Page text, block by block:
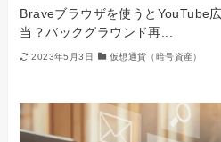
Braveブラウザを使うとYouTube
当？バックグラウンド再...
2023年5月3日 仮想通貨（暗号資産）